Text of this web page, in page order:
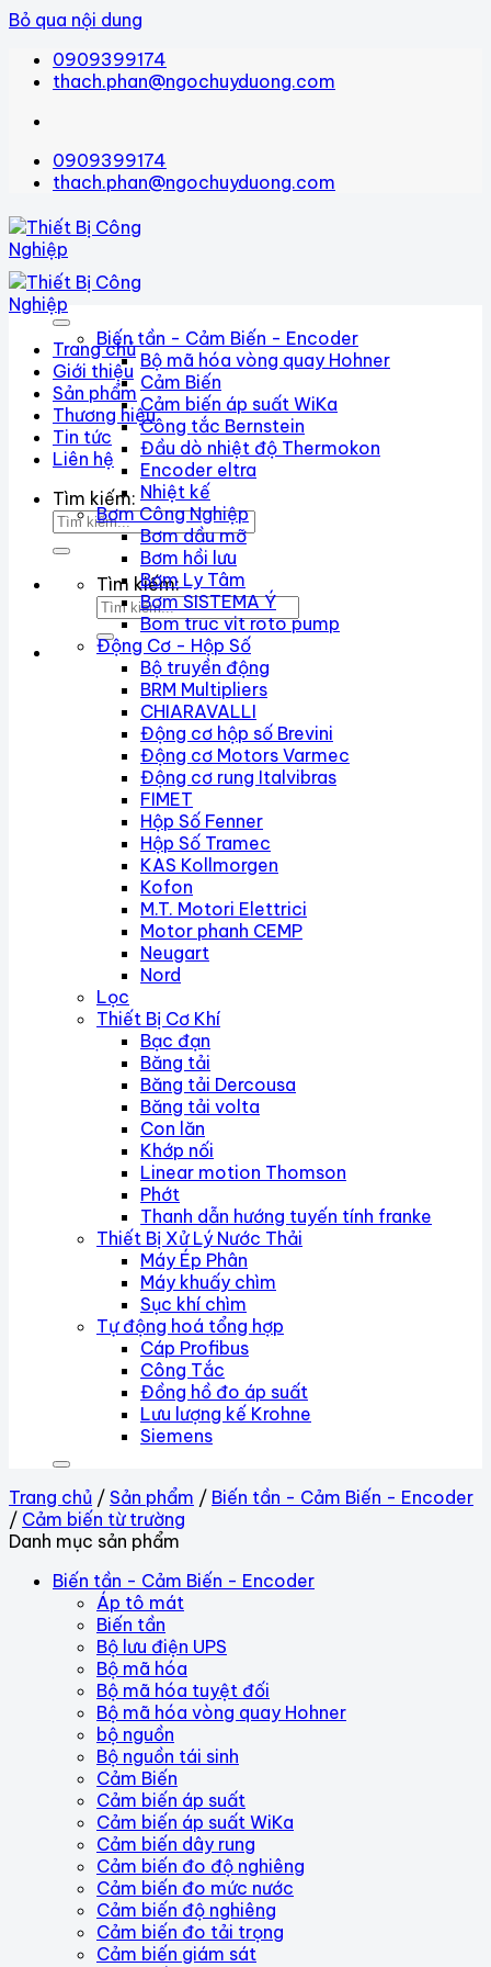
Bỏ qua nội dung
0909399174
thach.phan@ngochuyduong.com
0909399174
thach.phan@ngochuyduong.com
Trang chủ
Giới thiệu
Sản phẩm
Thương hiệu
Tin tức
Liên hệ
Tìm kiếm:
Tìm kiếm:
Biến tần - Cảm Biến - Encoder
Bộ mã hóa vòng quay Hohner
Cảm Biến
Cảm biến áp suất WiKa
Công tắc Bernstein
Đầu dò nhiệt độ Thermokon
Encoder eltra
Nhiệt kế
Bơm Công Nghiệp
Bơm dầu mỡ
Bơm hồi lưu
Bơm Ly Tâm
Bơm SISTEMA Ý
Bom truc vit roto pump
Động Cơ - Hộp Số
Bộ truyền động
BRM Multipliers
CHIARAVALLI
Động cơ hộp số Brevini
Động cơ Motors Varmec
Động cơ rung Italvibras
FIMET
Hộp Số Fenner
Hộp Số Tramec
KAS Kollmorgen
Kofon
M.T. Motori Elettrici
Motor phanh CEMP
Neugart
Nord
Lọc
Thiết Bị Cơ Khí
Bạc đạn
Băng tải
Băng tải Dercousa
Băng tải volta
Con lăn
Khớp nối
Linear motion Thomson
Phớt
Thanh dẫn hướng tuyến tính franke
Thiết Bị Xử Lý Nước Thải
Máy Ép Phân
Máy khuấy chìm
Sục khí chìm
Tự động hoá tổng hợp
Cáp Profibus
Công Tắc
Đồng hồ đo áp suất
Lưu lượng kế Krohne
Siemens
Trang chủ / Sản phẩm / Biến tần - Cảm Biến - Encoder
/ Cảm biến từ trường
Danh mục sản phẩm
Biến tần - Cảm Biến - Encoder
Áp tô mát
Biến tần
Bộ lưu điện UPS
Bộ mã hóa
Bộ mã hóa tuyệt đối
Bộ mã hóa vòng quay Hohner
bộ nguồn
Bộ nguồn tái sinh
Cảm Biến
Cảm biến áp suất
Cảm biến áp suất WiKa
Cảm biến dây rung
Cảm biến đo độ nghiêng
Cảm biến đo mức nước
Cảm biến độ nghiêng
Cảm biến đo tải trọng
Cảm biến giám sát